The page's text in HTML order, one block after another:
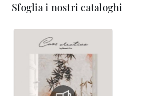
Sfoglia i nostri cataloghi